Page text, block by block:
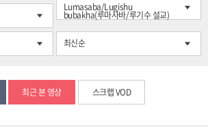
Lumasaba/Lugishu
bubakha(루마사바/루기수 설교)
최신순
최근 본 영상 스크랩 VOD